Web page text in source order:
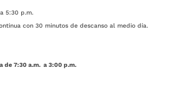
5:30 p.m.
con 30 minutos de descanso al medio día.
de 7:30 a.m. a 3:00 p.m.